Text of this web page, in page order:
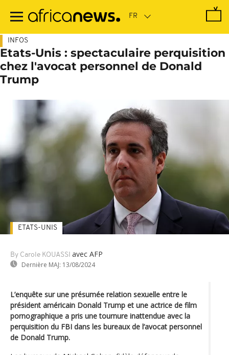
contenu
INFOS
Etats-Unis : spectaculaire perquisition
chez l'avocat personnel de Donald
Trump
By Carole KOUASSI avec AFP
Dernière MAJ: 13/08/2024
ETATS-UNIS
L’enquête sur une présumée relation sexuelle entre le
président américain Donald Trump et une actrice de film
pornographique a pris une tournure inattendue avec la
perquisition du FBI dans les bureaux de l’avocat personnel
de Donald Trump.